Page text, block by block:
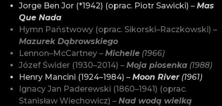
Jorge Ben Jor (*1942) (oprac. Piotr Sawicki) –Mas
Que Nada
Hymn Państwowy (oprac. Sikorski–Raczkowski) –
Mazurek Dąbrowskiego
Lennon–McCartney –Michelle (1966)
Józef Świder (1930–2014) –Moja piosenka (1988)
Henry Mancini (1924–1984) –Moon River(1961)
Ignacy Jan Paderewski (1860–1941) (oprac.
Stanisław Wiechowicz) –Nad wodą wielką